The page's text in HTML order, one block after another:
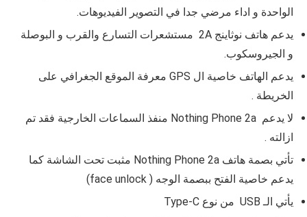
الواحدة و اداء مرضي جدا في التصوير الفيديوهات.
يدعم هاتف نوثاينج 2A
مستشعرات التسارع والقرب و البوصلة
و الجيروسكوب.
يدعم الهاتف خاصية ال GPS معرفة الموقع الجغرافي على
الخريطة .
لا يدعم Nothing Phone 2a منفذ السماعات الخارجية فقد تم
ازالته .
تأتي بصمة هاتف Nothing Phone 2a مثبت تحت الشاشة كما
يدعم خاصية الفتح ببصمة الوجه ( face unlock)
يأتي الـ USB
من نوع Type-C